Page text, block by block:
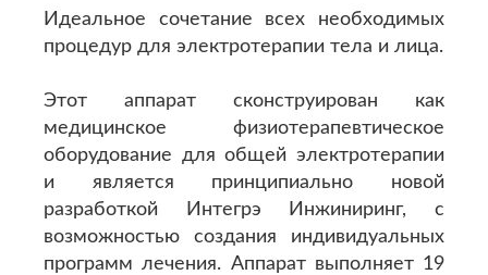
Идеальное сочетание всех необходимых
процедур для электротерапии тела и лица.
Этот аппарат сконструирован как
медицинское физиотерапевтическое
оборудование для общей электротерапии
и является принципиально новой
разработкой Интегрэ Инжиниринг, с
возможностью создания индивидуальных
программ лечения. Аппарат выполняет 19